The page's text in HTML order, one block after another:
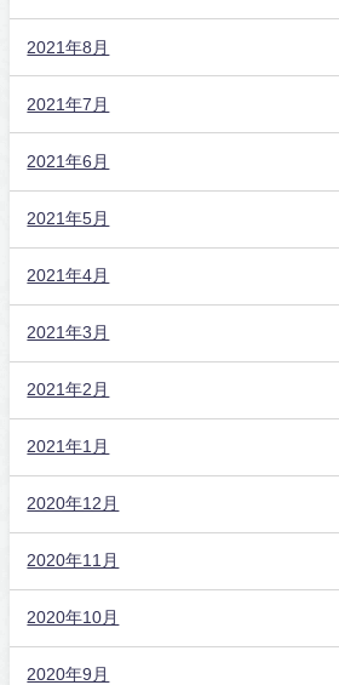
2021年8月
2021年7月
2021年6月
2021年5月
2021年4月
2021年3月
2021年2月
2021年1月
2020年12月
2020年11月
2020年10月
2020年9月